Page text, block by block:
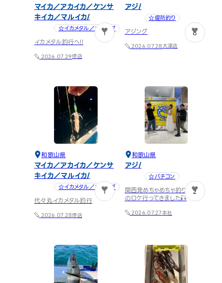
マイカ／アカイカ／ケンサ
キイカ／マルイカ
☆イカメタル／オモリグ
イカメタル釣行へ!!
2026.07.29堺店
1
アジ
☆堤防釣り
アジング
2026.07.28大津店
8
和歌山県
マイカ／アカイカ／ケンサ
キイカ／マルイカ
☆イカメタル／オモリグ
代々丸イカメタル釣行
2026.07.28堺店
1
和歌山県
アジ
☆バチコン
関西発めちゃめちゃ釣りたい！
のロケ行ってきました🎣
2026.07.27本社
2